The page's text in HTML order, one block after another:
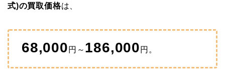
式)の買取価格は、
68,000 円～ 186,000 円。